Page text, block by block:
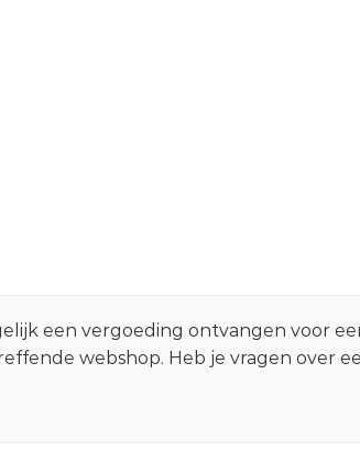
een vergoeding ontvangen voor
webshop. Heb je vragen over